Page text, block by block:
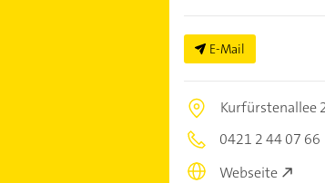
E-Mail
Kurfürstenallee
0421 2 44 07 66
Webseite